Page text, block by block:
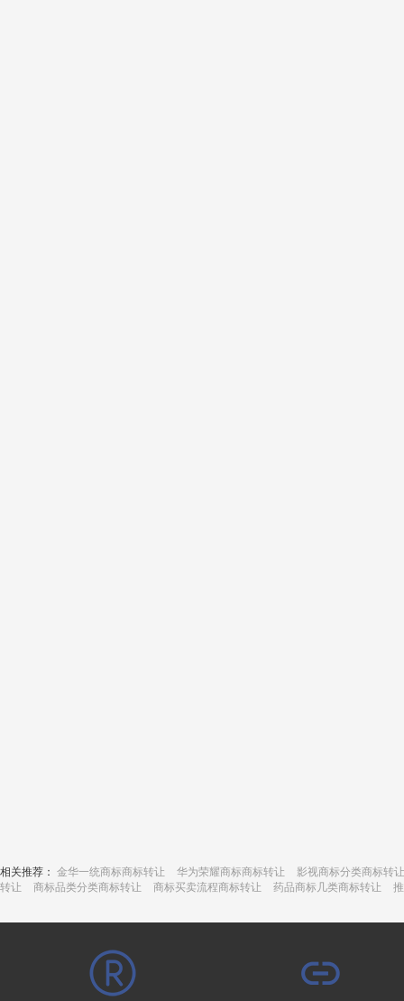
相关推荐： 金华一统商标商标转让 华为荣耀商标商标转让
影视商标分类商标转让
转让
商标品类分类商标转让 商标买卖流程商标转让 药品商标几类商标转让